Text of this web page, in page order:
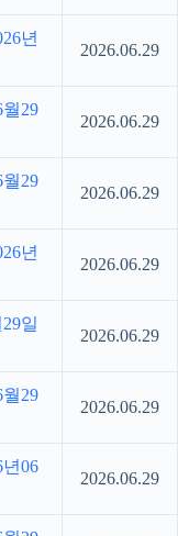
년
2026.06.29
29
2026.06.29
29
2026.06.29
년
2026.06.29
일
2026.06.29
29
2026.06.29
06
2026.06.29